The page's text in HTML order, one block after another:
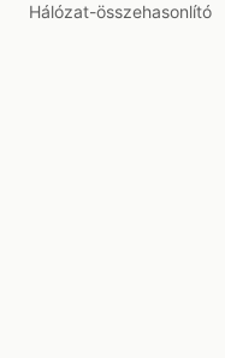
Hálózat-összehasonlító